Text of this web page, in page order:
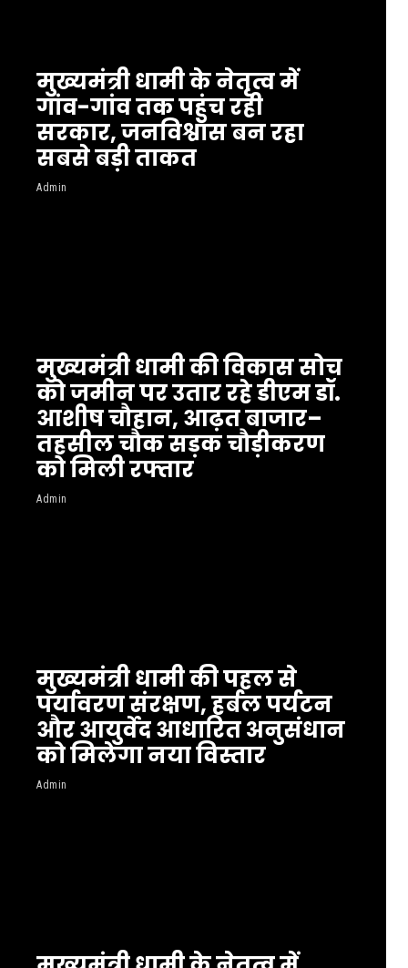
मुख्यमंत्री धामी के नेतृत्व में
गांव-गांव तक पहुंच रही
सरकार, जनविश्वास बन रहा
सबसे बड़ी ताकत
Admin
मुख्यमंत्री धामी की विकास सोच
को जमीन पर उतार रहे डीएम डॉ.
आशीष चौहान, आढ़त बाजार–
तहसील चौक सड़क चौड़ीकरण
को मिली रफ्तार
Admin
मुख्यमंत्री धामी की पहल से
पर्यावरण संरक्षण, हर्बल पर्यटन
और आयुर्वेद आधारित अनुसंधान
को मिलेगा नया विस्तार
Admin